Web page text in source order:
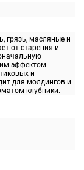
грязь, масляные и
от старения и
эффектом.
и
для молдингов и
клубники.